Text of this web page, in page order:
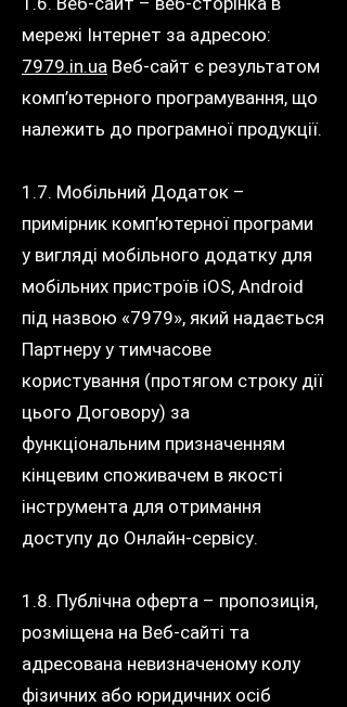
мережі Інтернет за адресою:
7979.in.ua Веб-сайт є результатом
комп’ютерного програмування, що
належить до програмної продукції.
1.7. Мобільний Додаток –
примірник комп’ютерної програми
у вигляді мобільного додатку для
мобільних пристроїв iOS, Android
під назвою «7979», який надається
Партнеру у тимчасове
користування (протягом строку дії
цього Договору) за
функціональним призначенням
кінцевим споживачем в якості
інструмента для отримання
доступу до Онлайн-сервісу.
1.8. Публічна оферта – пропозиція,
розміщена на Веб-сайті та
адресована невизначеному колу
фізичних або юридичних осіб